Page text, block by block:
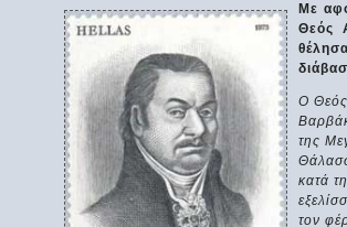
Με
Θεός
Ο Θεός
της
κατά
τον